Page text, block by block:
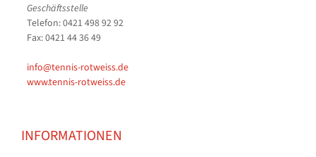
Geschäftsstelle
Telefon: 0421 498 92 92
Fax: 0421 44 36 49
info@tennis-rotweiss.de
www.tennis-rotweiss.de
INFORMATIONEN